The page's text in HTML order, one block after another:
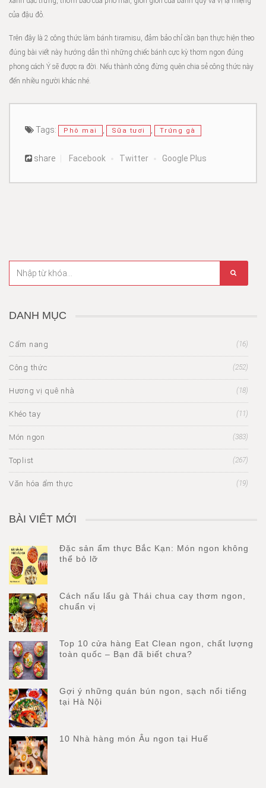
của đậu đỏ.
Trên đây là 2 công thức làm bánh tiramisu, đảm bảo chỉ cần bạn thực hiện theo
đúng bài viết này hướng dẫn thì những chiếc bánh cực kỳ thơm ngon đúng
phong cách Ý sẽ được ra đời. Nếu thành công đừng quên chia sẻ công thức này
đến nhiều người khác nhé.
Tags: Phô mai Sữa tươi Trứng gà
share Facebook Twitter Google Plus
DANH MỤC
Cẩm nang (16)
Công thức (252)
Hương vị quê nhà (18)
Khéo tay (11)
Món ngon (383)
Toplist (267)
Văn hóa ẩm thực (19)
BÀI VIẾT MỚI
Đặc sản ẩm thực Bắc Kạn: Món ngon không
thể bỏ lỡ
Cách nấu lẩu gà Thái chua cay thơm ngon,
chuẩn vị
Top 10 cửa hàng Eat Clean ngon, chất lượng
toàn quốc – Bạn đã biết chưa?
Gợi ý những quán bún ngon, sạch nổi tiếng
tại Hà Nội
10 Nhà hàng món Âu ngon tại Huế